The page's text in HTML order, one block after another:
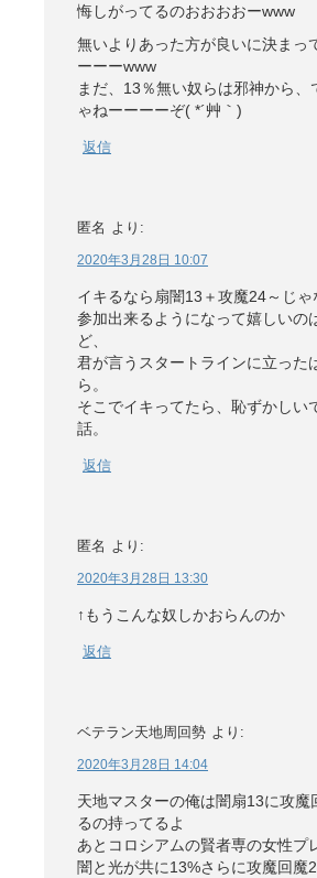
悔しがってるのおおおおーwww
無いよりあった方が良いに決まっ
ーーーwww
まだ、13％無い奴らは邪神から、
ゃねーーーーぞ( *´艸｀)
返信
匿名 より:
2020年3月28日 10:07
イキるなら扇闇13＋攻魔24～じゃ
参加出来るようになって嬉しいの
ど、
君が言うスタートラインに立った
ら。
そこでイキってたら、恥ずかしい
話。
返信
匿名 より:
2020年3月28日 13:30
↑もうこんな奴しかおらんのか
返信
ベテラン天地周回勢 より:
2020年3月28日 14:04
天地マスターの俺は闇扇13に攻魔
るの持ってるよ
あとコロシアムの賢者専の女性プ
闇と光が共に13%さらに攻魔回魔